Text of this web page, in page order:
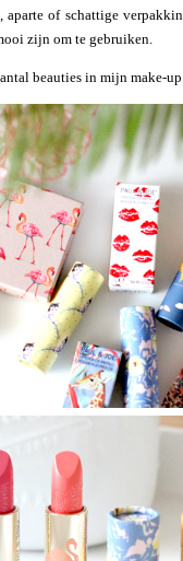
aparte of schattige
zijn om te gebruiken.
beauties in mijn make-